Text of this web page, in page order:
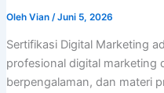
Oleh Vian /Juni 5, 2026
Sertifikasi Digital Marketing
profesional digital marketing
berpengalaman, dan materi